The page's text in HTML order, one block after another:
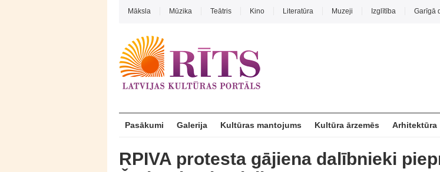
Māksla Mūzika Teātris Kino Literatūra Muzeji Izglītība Garīgā
Pasākumi Galerija Kultūras mantojums Kultūra ārzemēs Arhitektūra
RPIVA protesta gājiena dalībnieki